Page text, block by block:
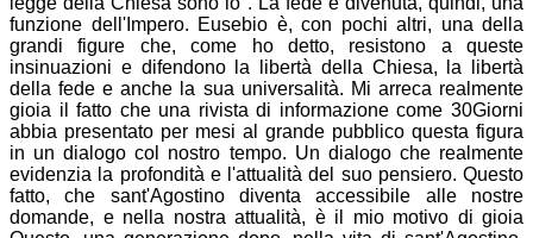
funzione dell'Impero. Eusebio è, con pochi altri, una della
grandi figure che, come ho detto, resistono a queste
insinuazioni e difendono la libertà della Chiesa, la libertà
della fede e anche la sua universalità. Mi arreca realmente
gioia il fatto che una rivista di informazione come 30Giorni
abbia presentato per mesi al grande pubblico questa figura
in un dialogo col nostro tempo. Un dialogo che realmente
evidenzia la profondità e l'attualità del suo pensiero. Questo
fatto, che sant'Agostino diventa accessibile alle nostre
domande, e nella nostra attualità, è il mio motivo di gioia